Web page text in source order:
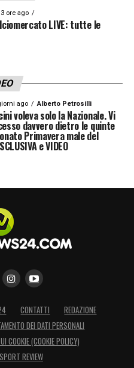
3 ore ago
LIVE: tutte le
ago Alberto Petrosilli
voleva solo la Nazionale. Vi
davvero dietro le quinte
Primavera male del
e VIDEO
CONTATTI
REDAZIONE
DEI DATI PERSONALI
COOKIE (COOKIE POLICY)
REVIEW